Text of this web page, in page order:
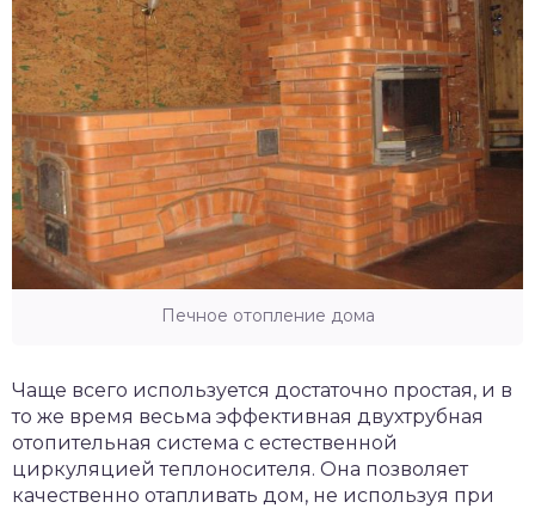
Печное отопление дома
Чаще всего используется достаточно простая, и в
то же время весьма эффективная двухтрубная
отопительная система с естественной
циркуляцией теплоносителя. Она позволяет
качественно отапливать дом, не используя при